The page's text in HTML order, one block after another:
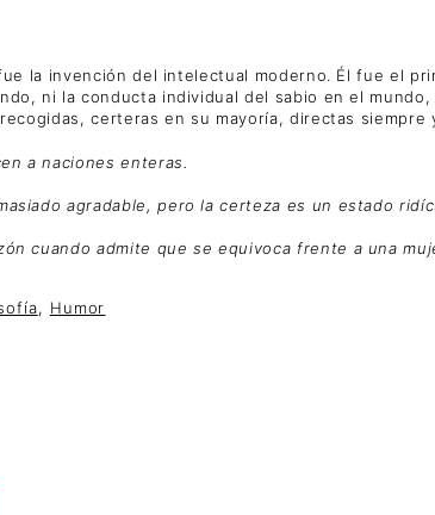
la invención del intelectual moderno. Él fue el
ni la conducta individual del sabio en el
certeras en su mayoría, directas siempre
a naciones enteras.
agradable, pero la certeza es un estado
cuando admite que se equivoca frente a una
, Humor